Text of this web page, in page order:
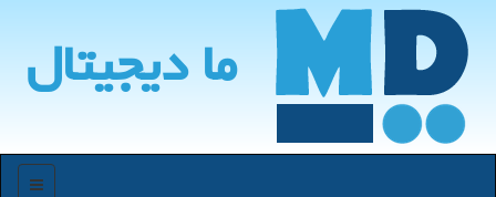
ما دیجیتال
منو